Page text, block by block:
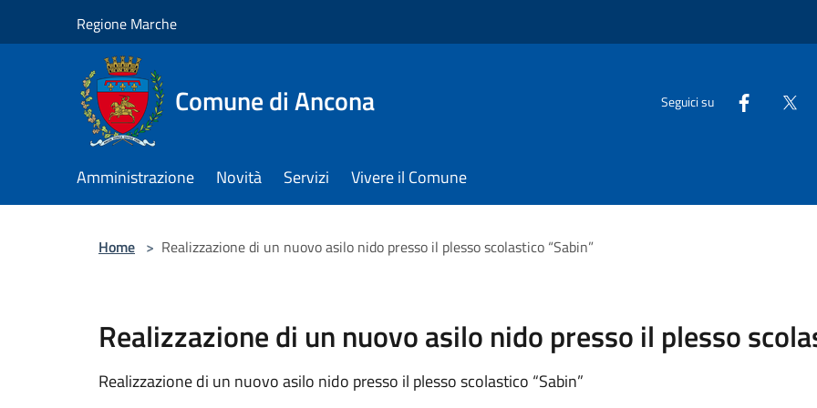
Regione Marche
Comune di Ancona Seguici su
Amministrazione Novità Servizi Vivere il Comune
Home > Realizzazione di un nuovo asilo nido presso il plesso scolastico “Sabin”
Realizzazione di un nuovo asilo nido presso il plesso
Realizzazione di un nuovo asilo nido presso il plesso scolastico “Sabin”